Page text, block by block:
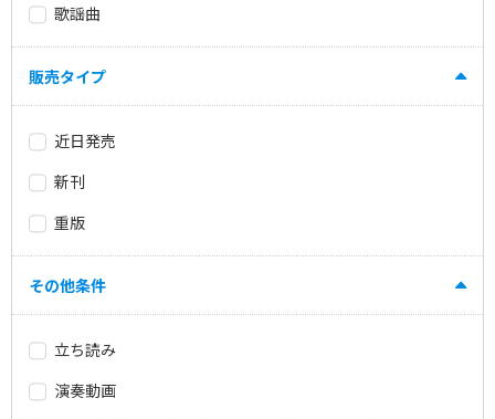
歌謡曲
販売タイプ
近日発売
新刊
重版
その他条件
立ち読み
演奏動画